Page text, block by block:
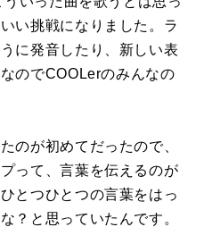
い挑戦になりました。ラ
に発音したり、新しい表
のでCOOLerのみんなの
のが初めてだったので、
って、言葉を伝えるのが
とつひとつの言葉をはっ
？と思っていたんです。